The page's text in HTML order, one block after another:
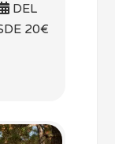
DEL
20€